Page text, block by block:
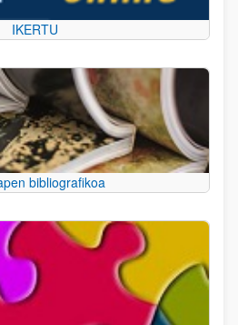
IKERTU
bibliografikoa